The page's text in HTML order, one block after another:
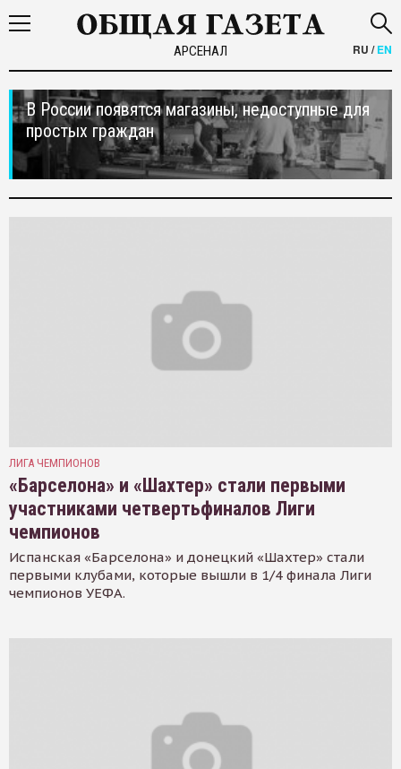
АРСЕНАЛ RU /EN
В России появятся магазины, недоступные для
простых граждан
ЛИГА ЧЕМПИОНОВ
«Барселона» и «Шахтер» стали первыми
участниками четвертьфиналов Лиги
чемпионов
Испанская «Барселона» и донецкий «Шахтер» стали
первыми клубами, которые вышли в 1/4 финала Лиги
чемпионов УЕФА.